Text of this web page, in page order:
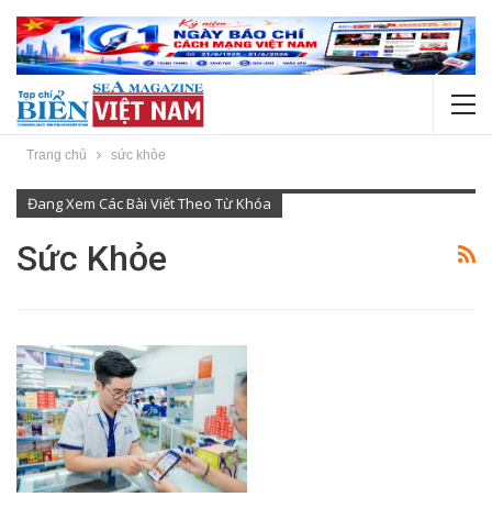
Trang chủ sức khỏe
Đang Xem Các Bài Viết Theo Từ Khóa
Sức Khỏe